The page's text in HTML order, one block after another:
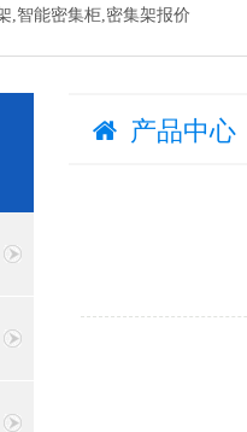
,智能密集柜,密集架报价
产品中心